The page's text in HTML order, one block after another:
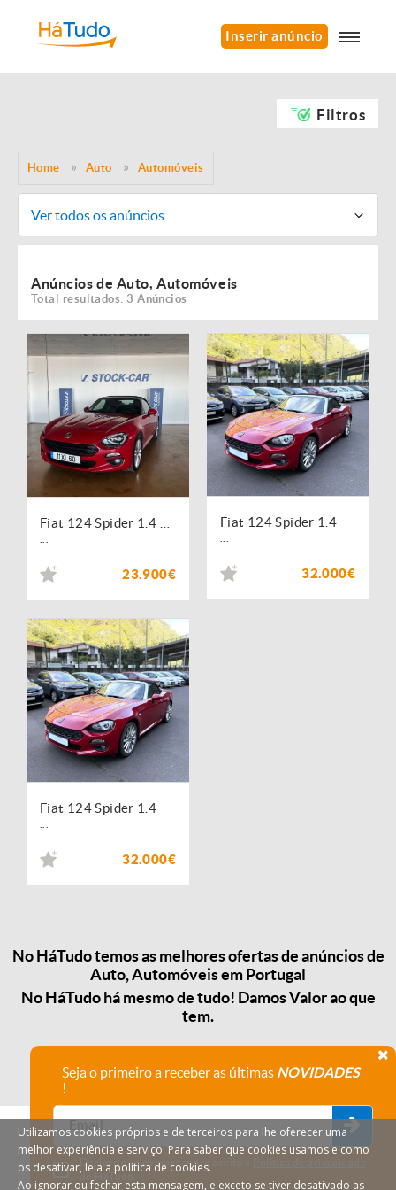
Inserir anúncio
Filtros
Home Auto Automóveis
Ver todos os anúncios
Anúncios de Auto, Automóveis
Total resultados: 3 Anúncios
23.900€
Fiat 124 Spider 1.4
32.000€
Fiat 124 Spider 1.4
32.000€
No HáTudo temos as melhores ofertas de anúncios de
Auto, Automóveis em Portugal
No HáTudo há mesmo de tudo! Damos Valor ao que
tem.
Seja o primeiro a receber as últimas NOVIDADES
!
Declaro que compreendi e aceito a Política de privacidade
do HáTudo.
Utilizamos cookies próprios e de terceiros para lhe oferecer uma
melhor experiência e serviço. Para saber que cookies usamos e como
os desativar, leia a política de cookies.
Ao ignorar ou fechar esta mensagem, e exceto se tiver desativado as